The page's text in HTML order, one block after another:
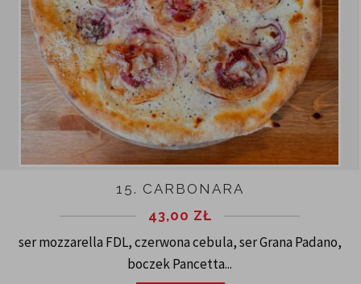
15. CARBONARA
43,00 ZŁ
ser mozzarella FDL, czerwona cebula, ser Grana Padano,
boczek Pancetta...